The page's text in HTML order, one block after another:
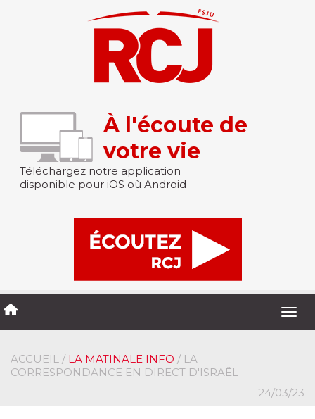
À l'écoute de
votre vie
Téléchargez notre application
disponible pour iOS où Android
ACCUEIL / LA MATINALE INFO / LA
CORRESPONDANCE EN DIRECT D'ISRAËL
24/03/23